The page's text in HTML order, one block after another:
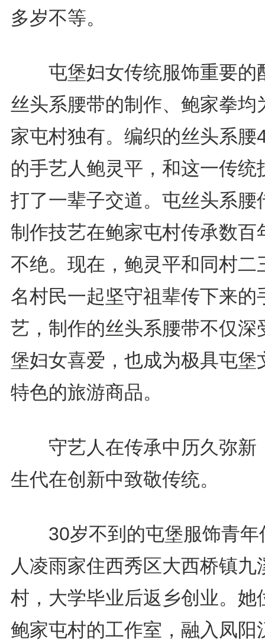
多岁不等。
屯堡妇女传统服饰重要的
丝头系腰带的制作、鲍家拳均
家屯村独有。编织的丝头系腰
的手艺人鲍灵平，和这一传统
打了一辈子交道。屯丝头系腰
制作技艺在鲍家屯村传承数百
不绝。现在，鲍灵平和同村二
名村民一起坚守祖辈传下来的
艺，制作的丝头系腰带不仅深
堡妇女喜爱，也成为极具屯堡
特色的旅游商品。
守艺人在传承中历久弥新
生代在创新中致敬传统。
30岁不到的屯堡服饰青年
人凌雨家住西秀区大西桥镇九
村，大学毕业后返乡创业。她
鲍家屯村的工作室，融入凤阳